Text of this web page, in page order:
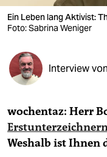
verlag
veranstaltungen
shop
fragen & hilfe
unterstützen
abo
Ein Leben lang Aktivist:
Foto: Sabrina Weniger
Interview von
wochentaz: Herr
Weshalb ist Ihnen